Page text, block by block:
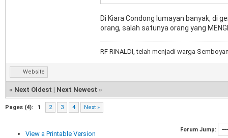
Di Kiara Condong lumayan banyak, di
orang, salah satunya orang yang
RF RINALDI, telah menjadi warga
Website
« Next Oldest | Next Newest »
Pages (4): 1 2 3 4 Next »
View a Printable Version
Forum Jump: